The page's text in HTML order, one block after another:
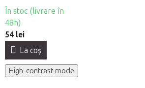
Orienta
În stoc (livrare în
48h)
54 lei
La coş
High-contrast mode